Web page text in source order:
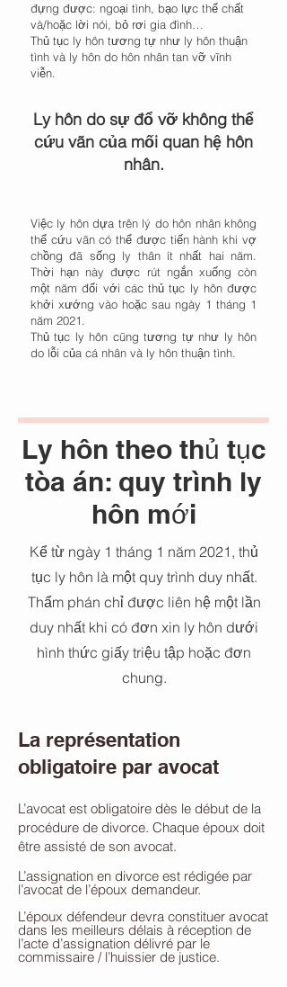
đựng được: ngoại tình, bạo lực thể chất
và/hoặc lời nói, bỏ rơi gia đình…
Thủ tục ly hôn tương tự như ly hôn thuận
tình và ly hôn do hôn nhân tan vỡ vĩnh
viễn.
Ly hôn do sự đổ vỡ không thể
cứu vãn của mối quan hệ hôn
nhân.
Việc ly hôn dựa trên lý do hôn nhân không
thể cứu vãn có thể được tiến hành khi vợ
chồng đã sống ly thân ít nhất hai năm.
Thời hạn này được rút ngắn xuống còn
một năm đối với các thủ tục ly hôn được
khởi xướng vào hoặc sau ngày 1 tháng 1
năm 2021.
Thủ tục ly hôn cũng tương tự như ly hôn
do lỗi của cá nhân và ly hôn thuận tình.
Ly hôn theo thủ tục
tòa án: quy trình ly
hôn mới
Kể từ ngày 1 tháng 1 năm 2021, thủ
tục ly hôn là một quy trình duy nhất.
Thẩm phán chỉ được liên hệ một lần
duy nhất khi có đơn xin ly hôn dưới
hình thức giấy triệu tập hoặc đơn
chung.
La représentation
obligatoire par avocat
L’avocat est obligatoire dès le début de la
procédure de divorce. Chaque époux doit
être assisté de son avocat.
L’assignation en divorce est rédigée par
l’avocat de l’époux demandeur.
L’époux défendeur devra constituer avocat
dans les meilleurs délais à réception de
l’acte d’assignation délivré par le
commissaire / l’huissier de justice.